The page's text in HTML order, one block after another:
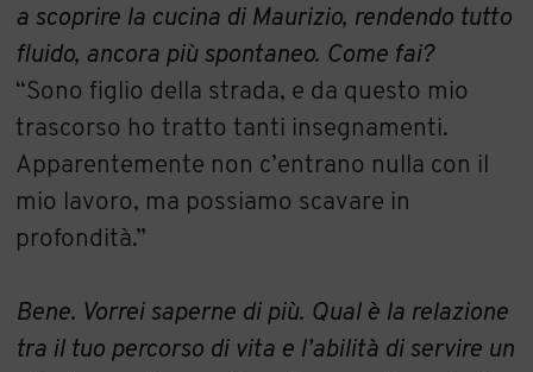
a scoprire la cucina di Maurizio, rendendo tutto
fluido, ancora più spontaneo. Come fai?
“Sono figlio della strada, e da questo mio
trascorso ho tratto tanti insegnamenti.
Apparentemente non c’entrano nulla con il
mio lavoro, ma possiamo scavare in
profondità.”
Bene. Vorrei saperne di più. Qual è la relazione
tra il tuo percorso di vita e l’abilità di servire un